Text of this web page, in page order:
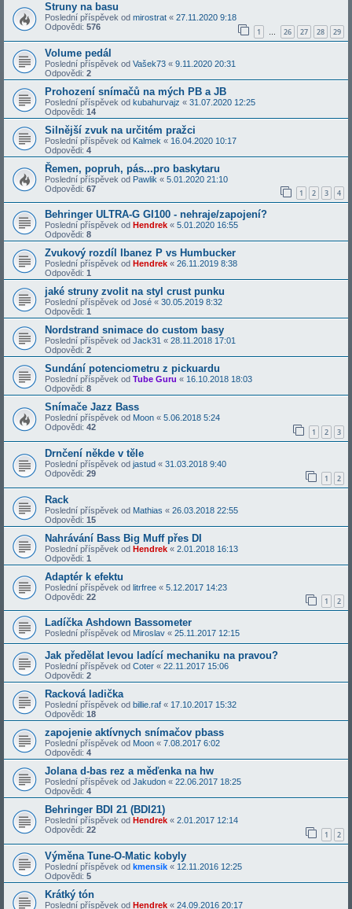
Struny na basu
Poslední příspěvek od mirostrat « 27.11.2020 9:18
Odpovědi: 576 1 … 26 27 28 29
Volume pedál
Poslední příspěvek od Vašek73 « 9.11.2020 20:31
Odpovědi: 2
Prohození snímačů na mých PB a JB
Poslední příspěvek od kubahurvajz « 31.07.2020 12:25
Odpovědi: 14
Silnější zvuk na určitém pražci
Poslední příspěvek od Kalmek « 16.04.2020 10:17
Odpovědi: 4
Řemen, popruh, pás...pro baskytaru
Poslední příspěvek od Pawlik « 5.01.2020 21:10
Odpovědi: 67 1 2 3 4
Behringer ULTRA-G GI100 - nehraje/zapojení?
Poslední příspěvek od Hendrek « 5.01.2020 16:55
Odpovědi: 8
Zvukový rozdíl Ibanez P vs Humbucker
Poslední příspěvek od Hendrek « 26.11.2019 8:38
Odpovědi: 1
jaké struny zvolit na styl crust punku
Poslední příspěvek od José « 30.05.2019 8:32
Odpovědi: 1
Nordstrand snimace do custom basy
Poslední příspěvek od Jack31 « 28.11.2018 17:01
Odpovědi: 2
Sundání potenciometru z pickuardu
Poslední příspěvek od Tube Guru « 16.10.2018 18:03
Odpovědi: 8
Snímače Jazz Bass
Poslední příspěvek od Moon « 5.06.2018 5:24
Odpovědi: 42 1 2 3
Drnčení někde v těle
Poslední příspěvek od jastud « 31.03.2018 9:40
Odpovědi: 29 1 2
Rack
Poslední příspěvek od Mathias « 26.03.2018 22:55
Odpovědi: 15
Nahrávání Bass Big Muff přes DI
Poslední příspěvek od Hendrek « 2.01.2018 16:13
Odpovědi: 1
Adaptér k efektu
Poslední příspěvek od litrfree « 5.12.2017 14:23
Odpovědi: 22 1 2
Ladíčka Ashdown Bassometer
Poslední příspěvek od Miroslav « 25.11.2017 12:15
Jak předělat levou ladící mechaniku na pravou?
Poslední příspěvek od Coter « 22.11.2017 15:06
Odpovědi: 2
Racková ladička
Poslední příspěvek od billie.raf « 17.10.2017 15:32
Odpovědi: 18
zapojenie aktívnych snímačov pbass
Poslední příspěvek od Moon « 7.08.2017 6:02
Odpovědi: 4
Jolana d-bas rez a měďenka na hw
Poslední příspěvek od Jakudon « 22.06.2017 18:25
Odpovědi: 4
Behringer BDI 21 (BDI21)
Poslední příspěvek od Hendrek « 2.01.2017 12:14
Odpovědi: 22 1 2
Výměna Tune-O-Matic kobyly
Poslední příspěvek od kmensik « 12.11.2016 12:25
Odpovědi: 5
Krátký tón
Poslední příspěvek od Hendrek « 24.09.2016 20:17